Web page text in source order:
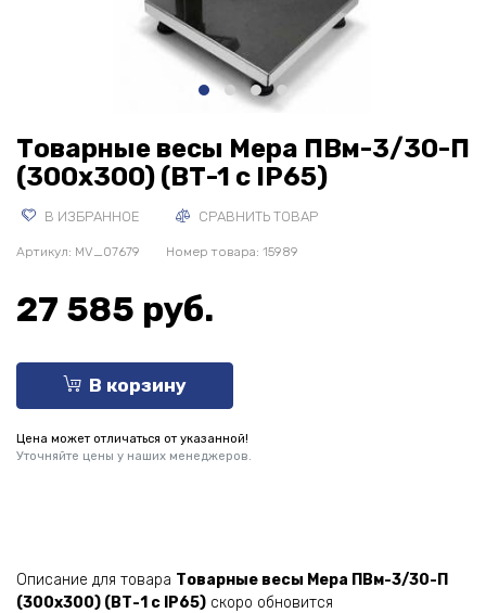
Товарные весы Мера ПВм-3/30-П
(300х300) (ВТ-1 c IP65)
В ИЗБРАННОЕ СРАВНИТЬ ТОВАР
Артикул: MV_07679 Номер товара: 15989
27 585 руб.
В корзину
Цена может отличаться от указанной!
Уточняйте цены у наших менеджеров.
Описание для товара Товарные весы Мера ПВм-3/30-П
(300х300) (ВТ-1 c IP65) скоро обновится